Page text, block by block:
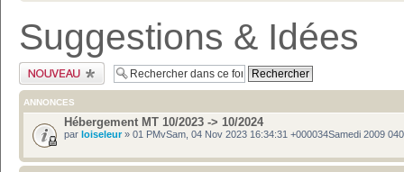
Suggestions & Idées
Publier un nouveau
sujet
ANNONCES
Hébergement MT 10/2023 -> 10/2024
par loiseleur» 01 PMvSam, 04 Nov 2023 16:34:31 +000034Samedi 2009